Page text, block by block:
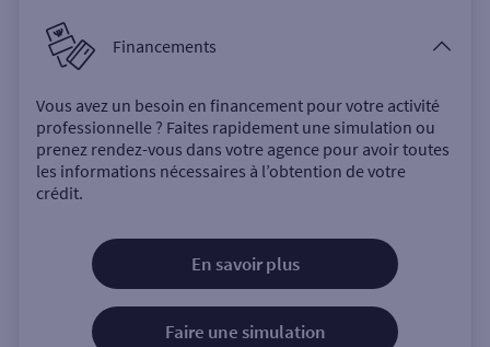
Financements
Vous avez un besoin en financement pour votre activité
professionnelle ? Faites rapidement une simulation ou
prenez rendez-vous dans votre agence pour avoir toutes
les informations nécessaires à l’obtention de votre
crédit.
En savoir plus
Faire une simulation